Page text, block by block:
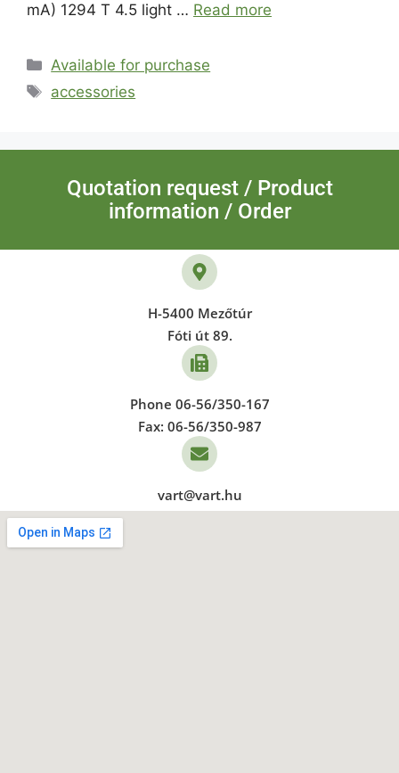
mA) 1294 T 4.5 light … Read more
Available for purchase
accessories
Quotation request / Product
information / Order
H-5400 Mezőtúr
Fóti út 89.
Phone 06-56/350-167
Fax: 06-56/350-987
vart@vart.hu